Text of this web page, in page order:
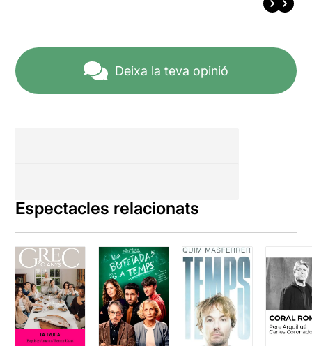
Deixa la teva opinió
Espectacles relacionats